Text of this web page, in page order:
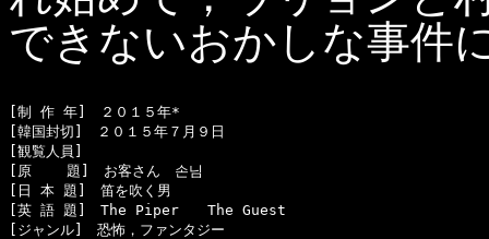
できないおかしな事件
[制 作 年]　２０１５年*
[韓国封切]　２０１５年７月９日
[観覧人員]
[原    題]　お客さん　손님
[日 本 題]　笛を吹く男
[英 語 題]　The Piper　　The Guest
[ジャンル]　恐怖，ファンタジー